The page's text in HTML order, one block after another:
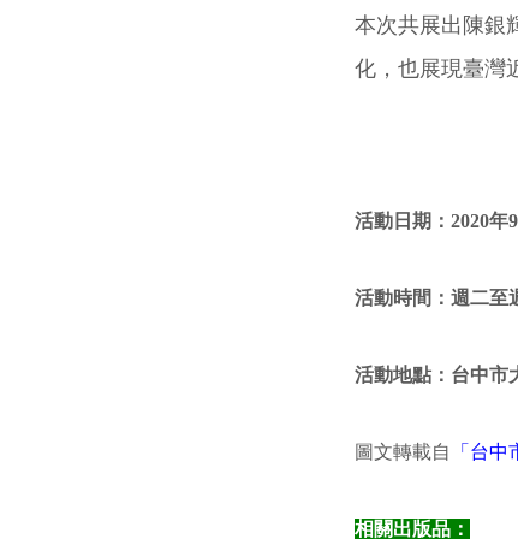
本次共展出陳銀
化，也展現臺灣
活動日期：2020年
活動時間：週二至
活動地點：台中市
圖文轉載自 「台中
相關出版品：